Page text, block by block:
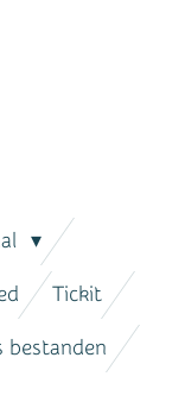
Tickit
bestanden